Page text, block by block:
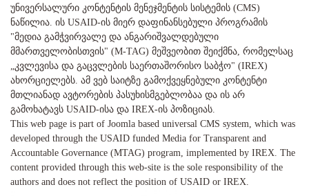
უნივერსალური კონტენტის მენეჯმენტის სისტემის (CMS)
ნაწილია. ის USAID-ის მიერ დაფინანსებული პროგრამის
"მედია გამჭვირვალე და ანგარიშვალდებული
მმართველობისთვის" (M-TAG) მეშვეობით შეიქმნა, რომელსაც
„კვლევისა და გაცვლების საერთაშორისო საბჭო" (IREX)
ახორციელებს. ამ ვებ საიტზე გამოქვეყნებული კონტენტი
მთლიანად ავტორების პასუხისმგებლობაა და ის არ
გამოხატავს USAID-ისა და IREX-ის პოზიციას.
This web page is part of Joomla based universal CMS system, which was
developed through the USAID funded Media for Transparent and
Accountable Governance (MTAG) program, implemented by IREX. The
content provided through this web-site is the sole responsibility of the
authors and does not reflect the position of USAID or IREX.